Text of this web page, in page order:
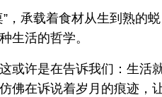
，承载着食材从生到熟的蜕
生活的哲学。
或许是在告诉我们：生活
佛在诉说着岁月的痕迹，